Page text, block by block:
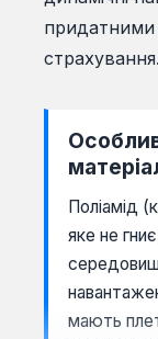
придатними
страхування.
Поліамід
яке не
мають